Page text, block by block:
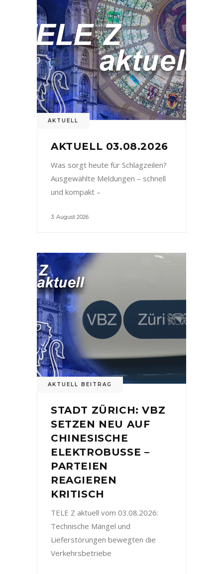
AKTUELL
AKTUELL 03.08.2026
Was sorgt heute für Schlagzeilen?
Ausgewählte Meldungen – schnell
und kompakt –
3. August 2026
AKTUELL BEITRAG
STADT ZÜRICH: VBZ
SETZEN NEU AUF
CHINESISCHE
ELEKTROBUSSE –
PARTEIEN
REAGIEREN
KRITISCH
TELE Z aktuell vom 03.08.2026:
Technische Mängel und
Lieferstörungen bewegten die
Verkehrsbetriebe